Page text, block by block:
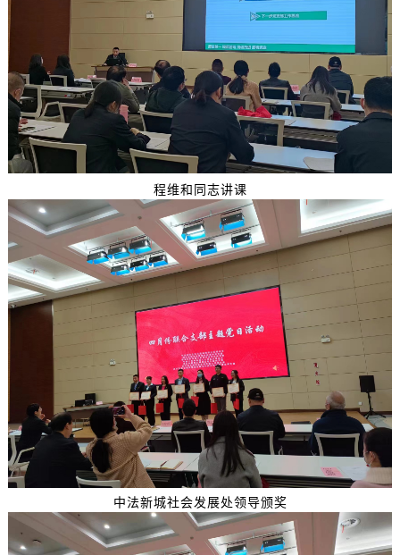
程维和同志讲课
中法新城社会发展处领导颁奖